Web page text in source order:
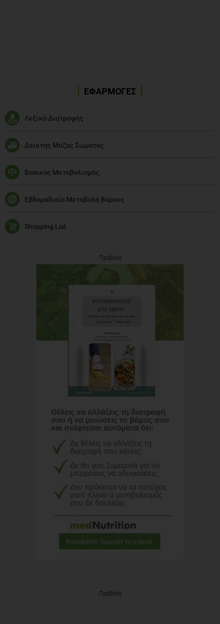
ΕΦΑΡΜΟΓΕΣ
Λεξικό Διατροφής
Δείκτης Μάζας Σώματος
Βασικός Μεταβολισμός
Εβδομαδιαία Μεταβολή Βάρους
Shopping List
Προβολή
Προβολή